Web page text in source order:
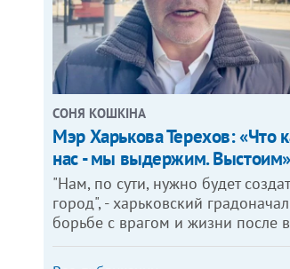
СОНЯ КОШКІНА
Мэр Харькова Терехов: «Что
нас - мы выдержим. Выстоим»
"Нам, по сути, нужно будет
город", - харьковский
борьбе с врагом и жизни после